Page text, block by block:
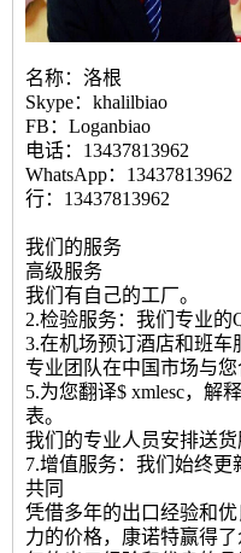
名称：洛根
Skype：khalilbiao
FB：Loganbiao
电话：13437813962
WhatsApp：13437813962
行：13437813962
我们的服务
高级服务
我们有自己的工厂。
2.检验服务：我们专业的
3.在机场预订酒店和班车
专业团队在中国市场与您
5.为您翻译$ xmlesc，解
表。
我们的专业人员安排送货
7.增值服务：我们始终更
共同
凭借多年的出口经验和
力的价格，康诺特赢得